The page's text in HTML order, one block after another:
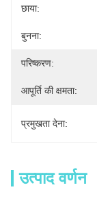
छाया:
बुनना:
परिष्करण:
आपूर्ति की क्षमता:
प्रमुखता देना:
उत्पाद वर्णन